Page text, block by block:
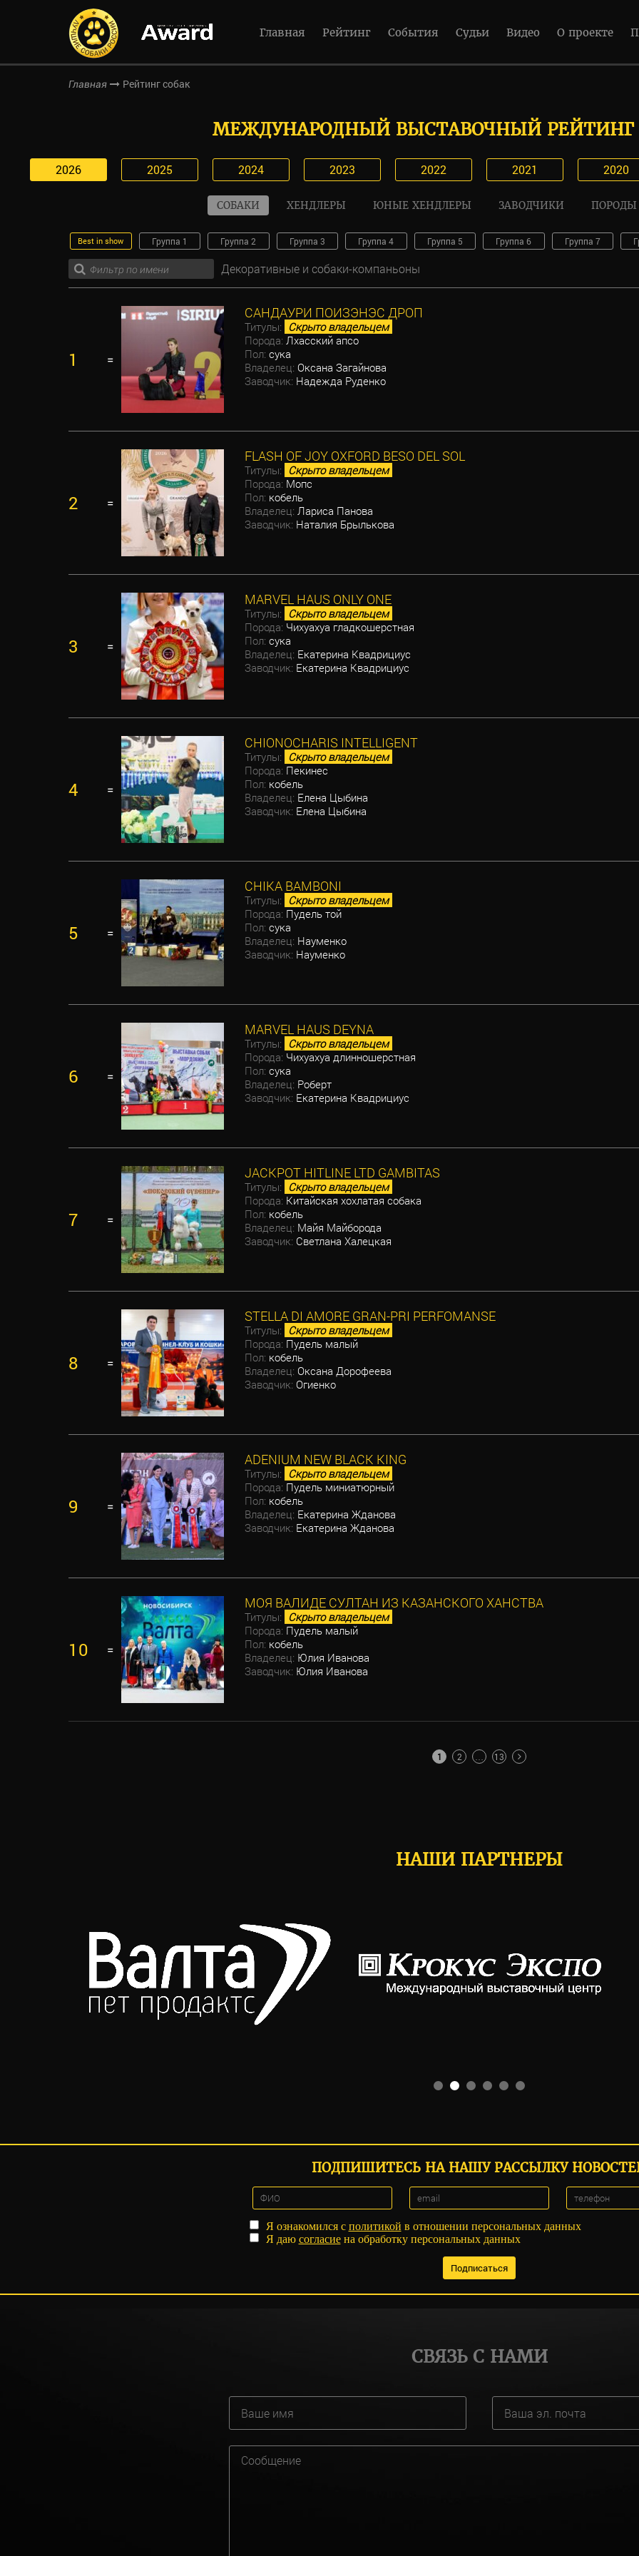
Главная Рейтинг События Судьи Видео О проекте
Главная Рейтинг собак
МЕЖДУНАРОДНЫЙ ВЫСТАВОЧНЫЙ РЕЙТИНГ
2026 2025 2024 2023 2022 2021 2020
СОБАКИ ХЕНДЛЕРЫ ЮНЫЕ ХЕНДЛЕРЫ ЗАВОДЧИКИ ПОРОДЫ
Best in show Группа 1 Группа 2 Группа 3 Группа 4 Группа 5 Группа 6 Группа 7
Декоративные и собаки-компаньоны
1 =
САНДАУРИ ПОИЗЭНЭС ДРОП
Титулы: Скрыто владельцем
Порода: Лхасский апсо
Пол: сука
Владелец: Оксана Загайнова
Заводчик: Надежда Руденко
2 =
FLASH OF JOY OXFORD BESO DEL SOL
Титулы: Скрыто владельцем
Порода: Мопс
Пол: кобель
Владелец: Лариса Панова
Заводчик: Наталия Брылькова
3 =
MARVEL HAUS ONLY ONE
Титулы: Скрыто владельцем
Порода: Чихуахуа гладкошерстная
Пол: сука
Владелец: Екатерина Квадрициус
Заводчик: Екатерина Квадрициус
4 =
CHIONOCHARIS INTELLIGENT
Титулы: Скрыто владельцем
Порода: Пекинес
Пол: кобель
Владелец: Елена Цыбина
Заводчик: Елена Цыбина
5 =
CHIKA BAMBONI
Титулы: Скрыто владельцем
Порода: Пудель той
Пол: сука
Владелец: Науменко
Заводчик: Науменко
6 =
MARVEL HAUS DEYNA
Титулы: Скрыто владельцем
Порода: Чихуахуа длинношерстная
Пол: сука
Владелец: Роберт
Заводчик: Екатерина Квадрициус
7 =
JACKPOT HITLINE LTD GAMBITAS
Титулы: Скрыто владельцем
Порода: Китайская хохлатая собака
Пол: кобель
Владелец: Майя Майборода
Заводчик: Светлана Халецкая
8 =
STELLA DI AMORE GRAN-PRI PERFOMANSE
Титулы: Скрыто владельцем
Порода: Пудель малый
Пол: кобель
Владелец: Оксана Дорофеева
Заводчик: Огиенко
9 =
ADENIUM NEW BLACK KING
Титулы: Скрыто владельцем
Порода: Пудель миниатюрный
Пол: кобель
Владелец: Екатерина Жданова
Заводчик: Екатерина Жданова
10 =
МОЯ ВАЛИДЕ СУЛТАН ИЗ КАЗАНСКОГО ХАНСТВА
Титулы: Скрыто владельцем
Порода: Пудель малый
Пол: кобель
Владелец: Юлия Иванова
Заводчик: Юлия Иванова
1 2 13
НАШИ ПАРТНЕРЫ
ПОДПИШИТЕСЬ НА НАШУ РАССЫЛКУ
Я ознакомился с политикой в отношении персональных данных
Я даю согласиена обработку персональных данных
СВЯЗЬ С НАМИ